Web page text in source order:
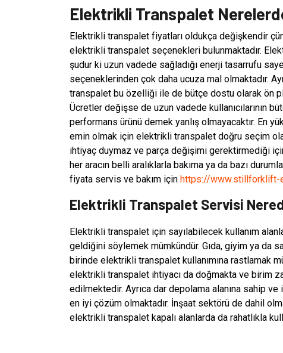
Elektrikli Transpalet
Elektrikli transpalet fiyatları oldukça değişkendir
elektrikli transpalet seçenekleri bulunmaktadır.
şudur ki uzun vadede sağladığı enerji tasarrufu
seçeneklerinden çok daha ucuza mal olmaktadır.
transpalet bu özelliği ile de bütçe dostu olarak ön
Ücretler değişse de uzun vadede kullanıcılarının
performans ürünü demek yanlış olmayacaktır. En
emin olmak için elektrikli transpalet doğru seçim
ihtiyaç duymaz ve parça değişimi gerektirmediği
her aracın belli aralıklarla bakıma ya da bazı
fiyata servis ve bakım için https://www.stillforklift-
Elektrikli Transpalet Servisi
Elektrikli transpalet için sayılabilecek kullanım
geldiğini söylemek mümkündür. Gıda, giyim ya da
birinde elektrikli transpalet kullanımına rastlamak
elektrikli transpalet ihtiyacı da doğmakta ve birim
edilmektedir. Ayrıca dar depolama alanına sahip
en iyi çözüm olmaktadır. İnşaat sektörü de dahil
elektrikli transpalet kapalı alanlarda da rahatlıkla